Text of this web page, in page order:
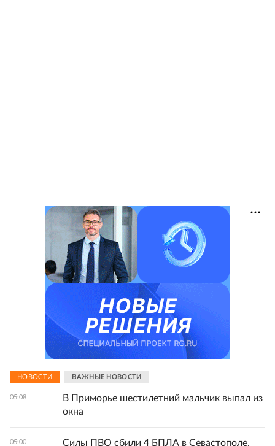
НОВОСТИ ВАЖНЫЕ НОВОСТИ
05:08
В Приморье шестилетний мальчик выпал из
окна
05:00 Силы ПВО сбили 4 БПЛА в Севастополе,